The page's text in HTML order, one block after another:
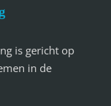
is gericht op
in de